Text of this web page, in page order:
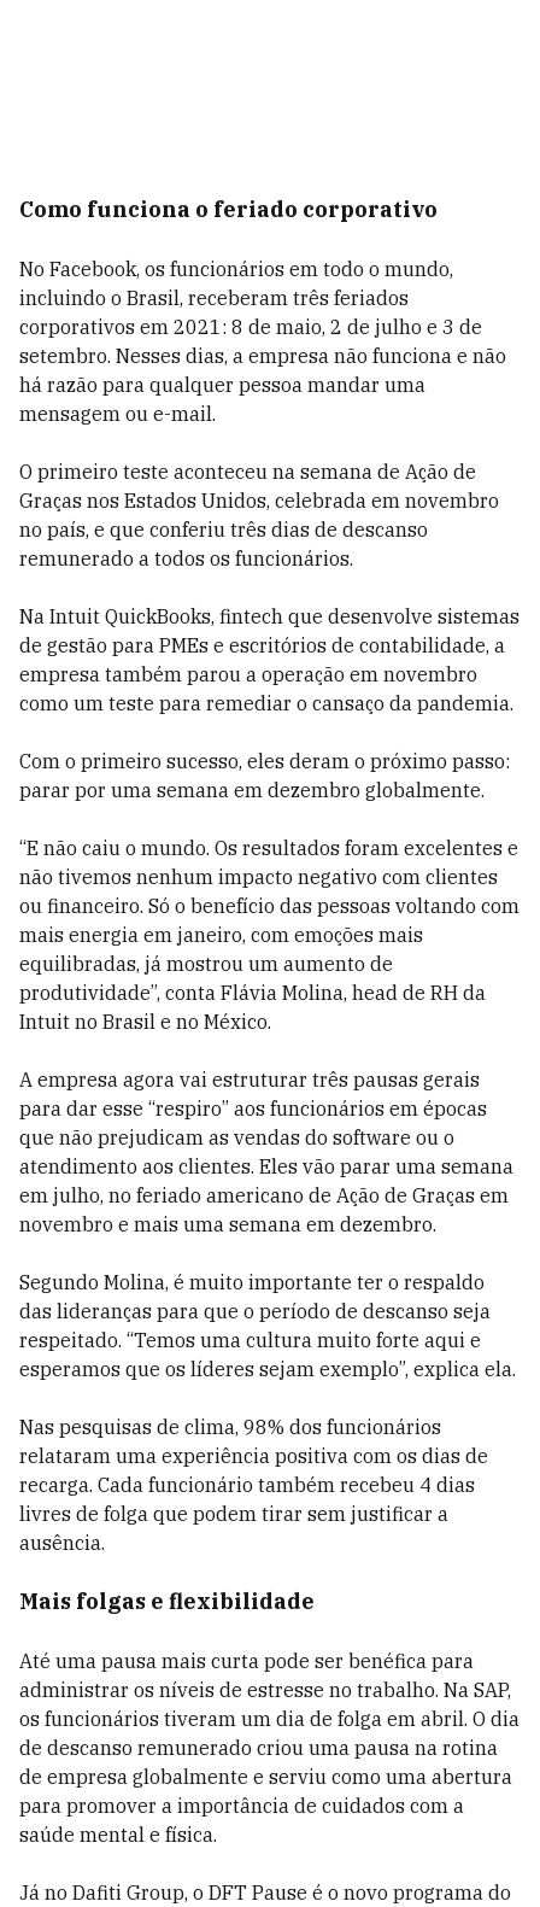
Como funciona o feriado corporativo
No Facebook, os funcionários em todo o mundo,
incluindo o Brasil, receberam três feriados
corporativos em 2021: 8 de maio, 2 de julho e 3 de
setembro. Nesses dias, a empresa não funciona e não
há razão para qualquer pessoa mandar uma
mensagem ou e-mail.
O primeiro teste aconteceu na semana de Ação de
Graças nos Estados Unidos, celebrada em novembro
no país, e que conferiu três dias de descanso
remunerado a todos os funcionários.
Na Intuit QuickBooks, fintech que desenvolve sistemas
de gestão para PMEs e escritórios de contabilidade, a
empresa também parou a operação em novembro
como um teste para remediar o cansaço da pandemia.
Com o primeiro sucesso, eles deram o próximo passo:
parar por uma semana em dezembro globalmente.
“E não caiu o mundo. Os resultados foram excelentes e
não tivemos nenhum impacto negativo com clientes
ou financeiro. Só o benefício das pessoas voltando com
mais energia em janeiro, com emoções mais
equilibradas, já mostrou um aumento de
produtividade”, conta Flávia Molina, head de RH da
Intuit no Brasil e no México.
A empresa agora vai estruturar três pausas gerais
para dar esse “respiro” aos funcionários em épocas
que não prejudicam as vendas do software ou o
atendimento aos clientes. Eles vão parar uma semana
em julho, no feriado americano de Ação de Graças em
novembro e mais uma semana em dezembro.
Segundo Molina, é muito importante ter o respaldo
das lideranças para que o período de descanso seja
respeitado. “Temos uma cultura muito forte aqui e
esperamos que os líderes sejam exemplo”, explica ela.
Nas pesquisas de clima, 98% dos funcionários
relataram uma experiência positiva com os dias de
recarga. Cada funcionário também recebeu 4 dias
livres de folga que podem tirar sem justificar a
ausência.
Mais folgas e flexibilidade
Até uma pausa mais curta pode ser benéfica para
administrar os níveis de estresse no trabalho. Na SAP,
os funcionários tiveram um dia de folga em abril. O dia
de descanso remunerado criou uma pausa na rotina
de empresa globalmente e serviu como uma abertura
para promover a importância de cuidados com a
saúde mental e física.
Já no Dafiti Group, o DFT Pause é o novo programa do